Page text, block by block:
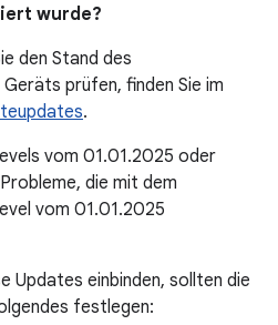
wurde?
den Stand des
prüfen, finden Sie im
.
vom 01.01.2025 oder
die mit dem
vom 01.01.2025
Updates einbinden, sollten die
festlegen: